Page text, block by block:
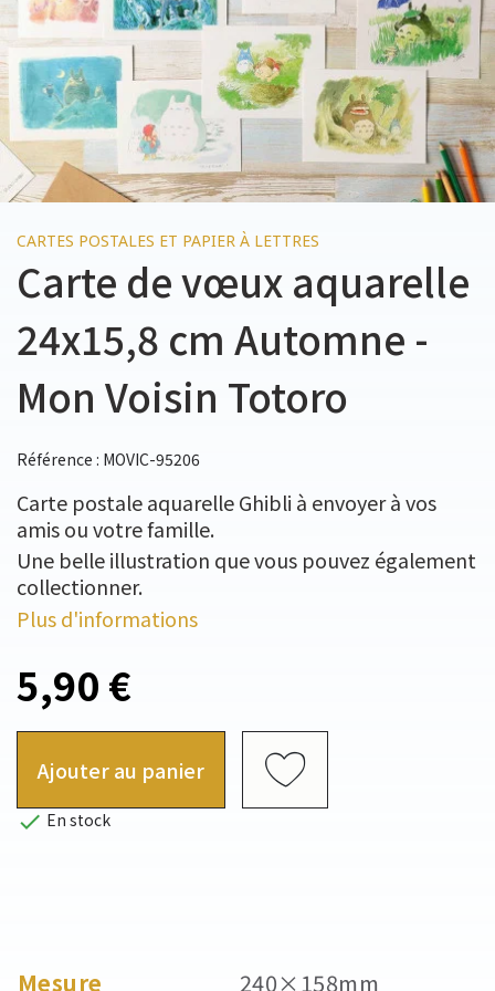
CARTES POSTALES ET PAPIER À LETTRES
Carte de vœux aquarelle
24x15,8 cm Automne -
Mon Voisin Totoro
Référence : MOVIC-95206
Carte postale aquarelle Ghibli à envoyer à vos
amis ou votre famille.
Une belle illustration que vous pouvez également
collectionner.
Plus d'informations
5,90 €
Ajouter au panier
 En stock
Mesure 240×158mm